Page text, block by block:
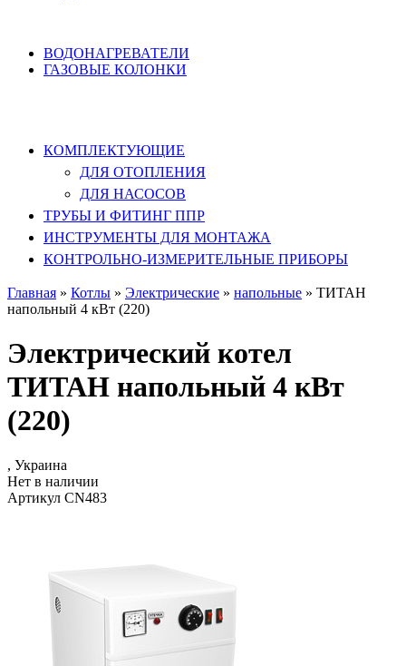
ВОДОНАГРЕВАТЕЛИ
ГАЗОВЫЕ КОЛОНКИ
КОМПЛЕКТУЮЩИЕ
ДЛЯ ОТОПЛЕНИЯ
ДЛЯ НАСОСОВ
ТРУБЫ И ФИТИНГ ППР
ИНСТРУМЕНТЫ ДЛЯ МОНТАЖА
КОНТРОЛЬНО-ИЗМЕРИТЕЛЬНЫЕ ПРИБОРЫ
Главная » Котлы » Электрические » напольные » ТИТАН
напольный 4 кВт (220)
Электрический котел
ТИТАН напольный 4 кВт
(220)
, Украина
Нет в наличии
Артикул CN483